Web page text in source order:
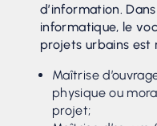
d’information.
informatique, le
projets urbains est
Maîtrise
physique ou
projet;